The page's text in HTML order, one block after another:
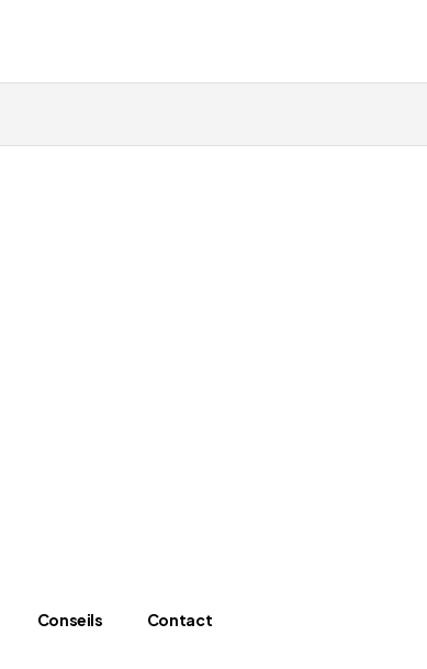
Conseils Contact